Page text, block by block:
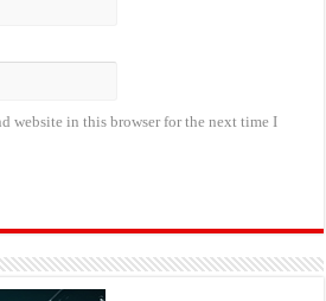
website in this browser for the next time I